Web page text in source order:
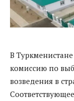
В
комиссию по
возведения в